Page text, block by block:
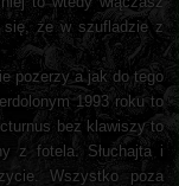
się, że w szufladzie z
pozerzy a jak do tego
1993 roku to
bez klawiszy to
z fotela. Słuchajta i
Wszystko poza